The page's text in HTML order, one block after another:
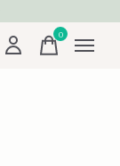
0items